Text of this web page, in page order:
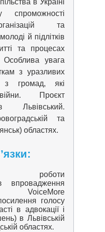
в Україні
спроможності
та
й підлітків
та процесах
Особлива увага
з уразливих
громад, які
війни. Проєкт
в Львівський.
та
областях.
роботи
впровадження
VoiceMore
голосу
в адвокації і
в Львівській
областях.